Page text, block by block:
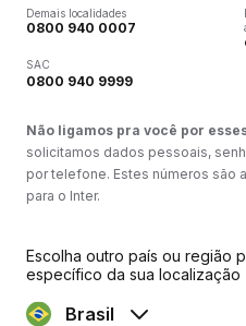
Demais localidades
0800 940 0007
SAC
0800 940 9999
Não ligamos pra você por
solicitamos dados pessoais,
por telefone. Estes números são
para o Inter.
Escolha outro país ou região
específico da sua localização
Brasil